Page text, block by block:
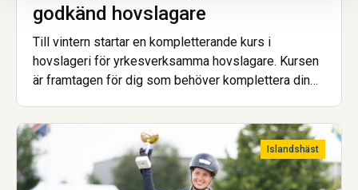
godkänd hovslagare
Till vintern startar en kompletterande kurs i
hovslageri för yrkesverksamma hovslagare. Kursen
är framtagen för dig som behöver komplettera din
Islandshäst